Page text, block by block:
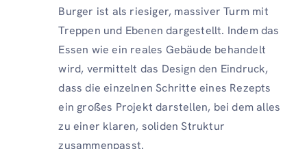
Burger ist als riesiger, massiver Turm mit
Treppen und Ebenen dargestellt. Indem das
Essen wie ein reales Gebäude behandelt
wird, vermittelt das Design den Eindruck,
dass die einzelnen Schritte eines Rezepts
ein großes Projekt darstellen, bei dem alles
zu einer klaren, soliden Struktur
zusammenpasst.